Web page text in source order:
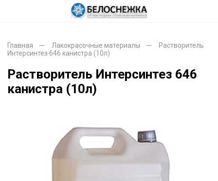
Главная Лакокрасочные материалы
Растворитель
Интерсинтез 646 канистра (10л)
Растворитель Интерсинтез 646
канистра (10л)